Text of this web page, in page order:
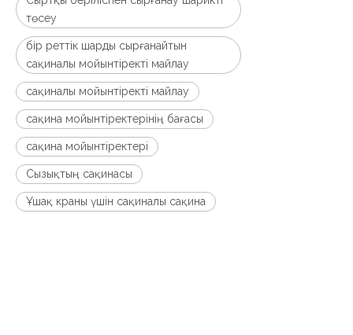
төсеу
бір реттік шарды сырғанайтын
сақиналы мойынтіректі майлау
сақиналы мойынтіректі майлау
сақина мойынтіректерінің бағасы
сақина мойынтіректері
Сызықтың сақинасы
Ұшақ краны үшін сақиналы сақина